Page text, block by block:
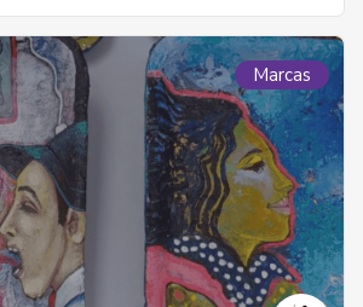
Marcas